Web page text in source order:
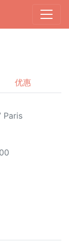
优惠
Paris